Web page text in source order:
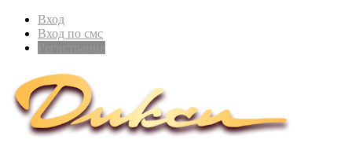
Вход
Вход по смс